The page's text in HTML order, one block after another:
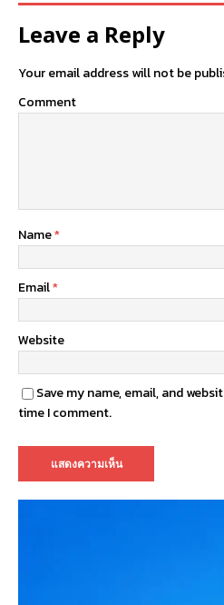
Leave a Reply
Your email address will not be
Comment
Name*
Email*
Website
Save my name, email, and
time I comment.